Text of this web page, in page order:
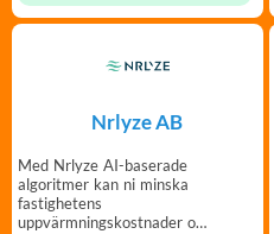
Nrlyze AB
Med Nrlyze AI-baserade
algoritmer kan ni minska
fastighetens
uppvärmningskostnader och